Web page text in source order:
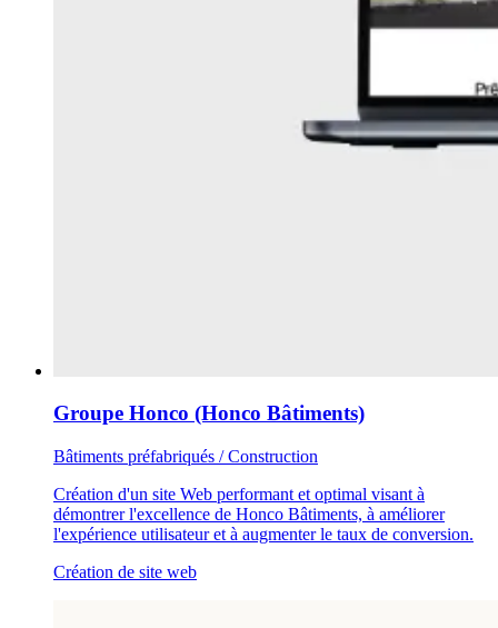
Groupe Honco (Honco Bâtiments)
Bâtiments préfabriqués / Construction
Création d'un site Web performant et optimal visant à
démontrer l'excellence de Honco Bâtiments, à améliorer
l'expérience utilisateur et à augmenter le taux de conversion.
Création de site web